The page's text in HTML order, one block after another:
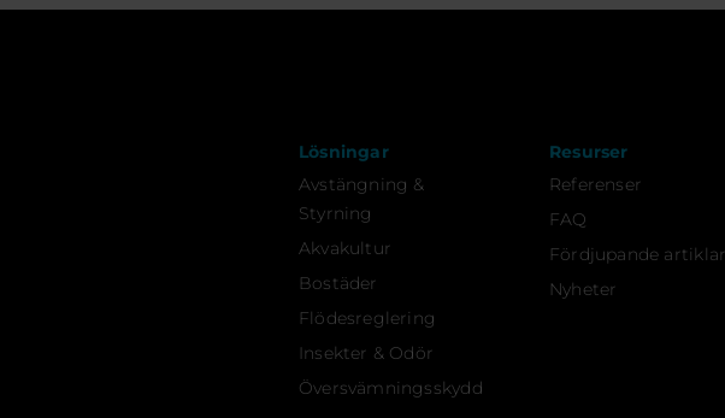
Lösningar
Avstängning &
Styrning
Akvakultur
Bostäder
Flödesreglering
Insekter & Odör
Översvämningsskydd
Resurser
Referenser
FAQ
Fördjupande artiklar
Nyheter